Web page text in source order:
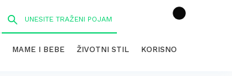
MAME I BEBE ŽIVOTNI STIL KORISNO